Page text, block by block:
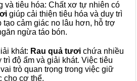
và tiêu hóa: Chất xơ tự nhiên có
giúp cải thiện tiêu hóa và duy trì
tạo cảm giác no lâu hơn, hỗ trợ
ngừa táo bón.
khát: Rau quả tươi chứa nhiều
độ ẩm và giải khát. Việc tiêu
trò quan trọng trong việc giữ
cho cơ thể.